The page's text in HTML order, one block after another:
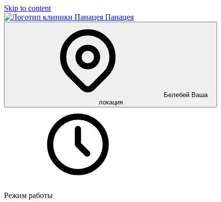
Skip to content
Панацея
Белебей Ваша
локация
Режим работы